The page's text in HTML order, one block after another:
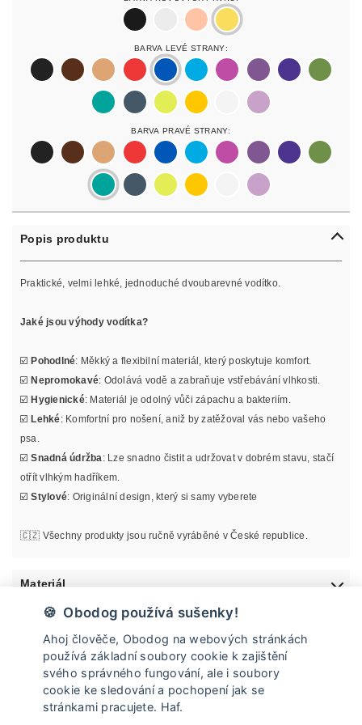
black
silver rosegoldgold
Barva Levé Strany:
black
darkbrownlightbrown
red blue lightbluelightpurplepurpur purple olive
pastelgreen
petrol neonyellow
yellow white lilac
Barva Pravé Strany:
black
darkbrownlightbrown
red blue lightbluelightpurplepurpur purple olive
pastelgreen
petrol neonyellow
yellow white lilac
Popis produktu
Praktické, velmi lehké, jednoduché dvoubarevné vodítko.
Jaké jsou výhody vodítka?
☑️Pohodlné: Měkký a flexibilní materiál, který poskytuje komfort.
☑️Nepromokavé: Odolává vodě a zabraňuje vstřebávání vlhkosti.
☑️Hygienické: Materiál je odolný vůči zápachu a bakteriím.
☑️Lehké: Komfortní pro nošení, aniž by zatěžoval vás nebo vašeho
psa.
☑️Snadná údržba : Lze snadno čistit a udržovat v dobrém stavu, stačí
otřít vlhkým hadříkem.
☑️Stylové: Originální design, který si samy vyberete
🇨🇿 Všechny produkty jsou ručně vyráběné v České republice.
Materiál
Údržba
Doprava a vrácení
🍪 Obodog používá sušenky!
Ahoj člověče, Obodog na webových stránkách
používá základní soubory cookie k zajištění
svého správného fungování, ale i soubory
cookie ke sledování a pochopení jak se
stránkami pracujete. Haf.